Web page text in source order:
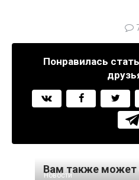
Понравилась
Вам также может
Новости